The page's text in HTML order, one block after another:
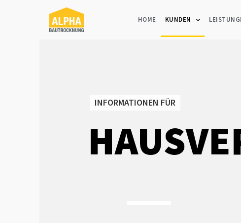
HOME KUNDEN
INFORMATIONEN FÜR